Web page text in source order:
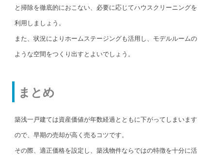
と掃除を徹底的におこない、必要に応じてハウスクリーニングを
利用しましょう。
また、状況によりホームステージングも活用し、モデルルームの
ような空間をつくり出すとよいでしょう。
まとめ
築浅一戸建ては資産価値が年数経過とともに下がってしまいます
ので、早期の売却が高く売るコツです。
その際、適正価格を設定し、築浅物件ならではの特徴を十分に活